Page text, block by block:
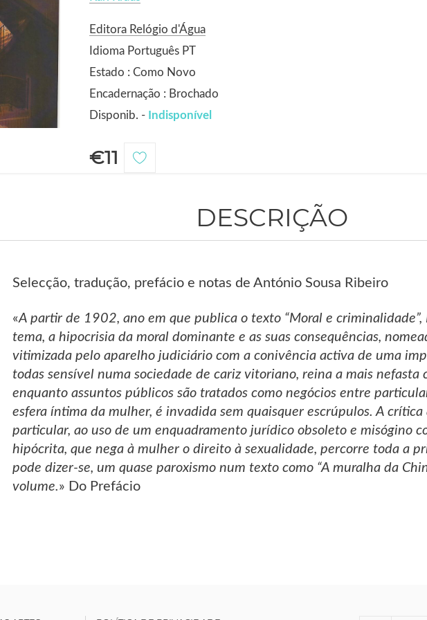
Editora Relógio d'Água
Idioma Português PT
Estado : Como Novo
Encadernação : Brochado
Disponib. - Indisponível
€11
DESCRIÇÃO
Selecção, tradução, prefácio e notas de António Sousa Ribeiro
«A partir de 1902, ano em que publica o texto “Moral e
tema, a hipocrisia da moral dominante e as suas consequências,
vitimizada pelo aparelho judiciário com a conivência activa de uma
todas sensível numa sociedade de cariz vitoriano, reina a mais
enquanto assuntos públicos são tratados como negócios entre
esfera íntima da mulher, é invadida sem quaisquer escrúpulos. A
particular, ao uso de um enquadramento jurídico obsoleto e misógino
hipócrita, que nega à mulher o direito à sexualidade, percorre toda a
pode dizer-se, um quase paroxismo num texto como “A muralha da
volume.» Do Prefácio